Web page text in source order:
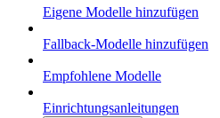
Eigene Modelle hinzufügen
Fallback-Modelle hinzufügen
Empfohlene Modelle
Einrichtungsanleitungen